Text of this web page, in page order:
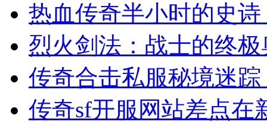
热血传奇半小时的史
烈火剑法：战士的终
传奇合击私服秘境迷踪
传奇sf开服网站差点在